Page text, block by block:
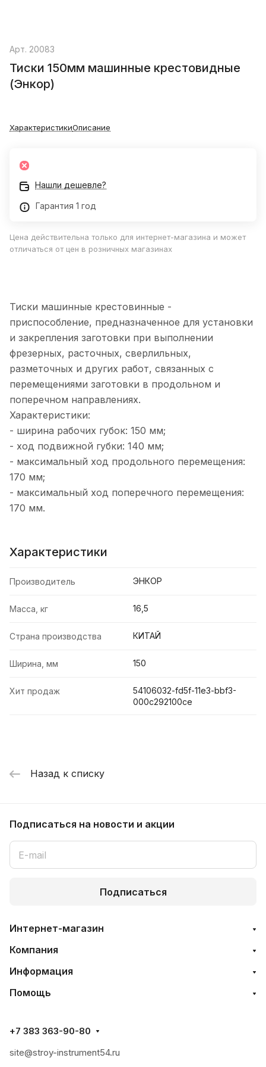
Арт. 20083
Тиски 150мм машинные крестовидные
(Энкор)
ХарактеристикиОписание
Нашли дешевле?
Гарантия 1 год
Цена действительна только для интернет-магазина и может
отличаться от цен в розничных магазинах
Тиски машинные крестовинные -
приспособление, предназначенное для установки
и закрепления заготовки при выполнении
фрезерных, расточных, сверлильных,
разметочных и других работ, связанных с
перемещениями заготовки в продольном и
поперечном направлениях.
Характеристики:
- ширина рабочих губок: 150 мм;
- ход подвижной губки: 140 мм;
- максимальный ход продольного перемещения:
170 мм;
- максимальный ход поперечного перемещения:
170 мм.
Характеристики
Производитель ЭНКОР
Масса, кг 16,5
Страна производства КИТАЙ
Ширина, мм 150
Хит продаж
54106032-fd5f-11e3-bbf3-
000c292100ce
Назад к списку
Подписаться на новости и акции
Подписаться
Интернет-магазин
Компания
Информация
Помощь
+7 383 363-90-80
site@stroy-instrument54.ru